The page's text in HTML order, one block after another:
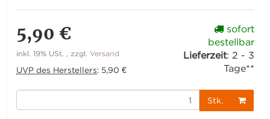
5,90 €
inkl. 19% USt. , zzgl.Versand
UVP des Herstellers: 5,90 €
sofort
bestellbar
Lieferzeit: 2 - 3
Tage**
Stk.